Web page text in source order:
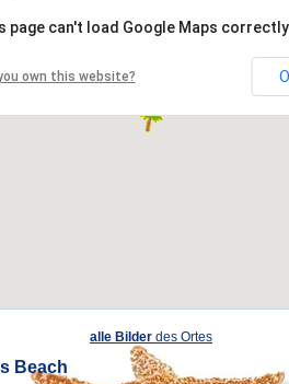
page can't load Google Maps
own this website?
alle Bilder des Ortes
Beach